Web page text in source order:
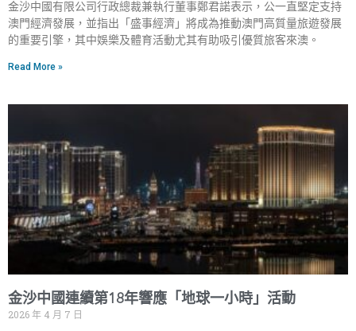
金沙中國有限公司行政總裁兼執行董事鄭君諾表示，公一直堅定支持
澳門經濟發展，並指出「盛事經濟」將成為推動澳門高質量旅遊發展
的重要引擎，其中娛樂及體育活動尤其有助吸引優質旅客來澳。
Read More »
金沙中國連續第18年響應「地球一小時」活動
2026 年 4 月 7 日